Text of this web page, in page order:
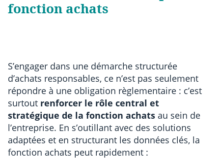
fonction achats
S’engager dans une démarche structurée
d’achats responsables, ce n’est pas seulement
répondre à une obligation règlementaire : c’est
surtout renforcer le rôle central et
stratégique de la fonction achats au sein de
l’entreprise. En s’outillant avec des solutions
adaptées et en structurant les données clés, la
fonction achats peut rapidement :